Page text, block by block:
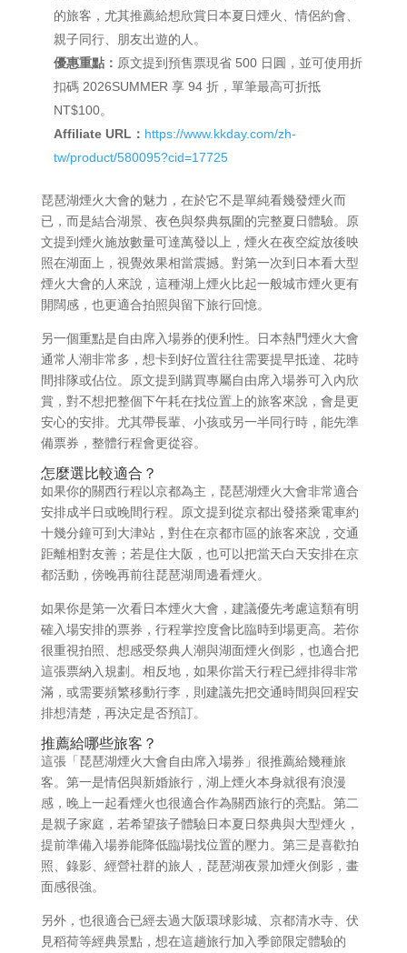
的旅客，尤其推薦給想欣賞日本夏日煙火、情侶約會、
親子同行、朋友出遊的人。
優惠重點： 原文提到預售票現省 500 日圓，並可使用折
扣碼 2026SUMMER 享 94 折，單筆最高可折抵
NT$100。
Affiliate URL： https://www.kkday.com/zh-
tw/product/580095?cid=17725
琵琶湖煙火大會的魅力，在於它不是單純看幾發煙火而
已，而是結合湖景、夜色與祭典氛圍的完整夏日體驗。原
文提到煙火施放數量可達萬發以上，煙火在夜空綻放後映
照在湖面上，視覺效果相當震撼。對第一次到日本看大型
煙火大會的人來說，這種湖上煙火比起一般城市煙火更有
開闊感，也更適合拍照與留下旅行回憶。
另一個重點是自由席入場券的便利性。日本熱門煙火大會
通常人潮非常多，想卡到好位置往往需要提早抵達、花時
間排隊或佔位。原文提到購買專屬自由席入場券可入內欣
賞，對不想把整個下午耗在找位置上的旅客來說，會是更
安心的安排。尤其帶長輩、小孩或另一半同行時，能先準
備票券，整體行程會更從容。
怎麼選比較適合？
如果你的關西行程以京都為主，琵琶湖煙火大會非常適合
安排成半日或晚間行程。原文提到從京都出發搭乘電車約
十幾分鐘可到大津站，對住在京都市區的旅客來說，交通
距離相對友善；若是住大阪，也可以把當天白天安排在京
都活動，傍晚再前往琵琶湖周邊看煙火。
如果你是第一次看日本煙火大會，建議優先考慮這類有明
確入場安排的票券，行程掌控度會比臨時到場更高。若你
很重視拍照、想感受祭典人潮與湖面煙火倒影，也適合把
這張票納入規劃。相反地，如果你當天行程已經排得非常
滿，或需要頻繁移動行李，則建議先把交通時間與回程安
排想清楚，再決定是否預訂。
推薦給哪些旅客？
這張「琵琶湖煙火大會自由席入場券」很推薦給幾種旅
客。第一是情侶與新婚旅行，湖上煙火本身就很有浪漫
感，晚上一起看煙火也很適合作為關西旅行的亮點。第二
是親子家庭，若希望孩子體驗日本夏日祭典與大型煙火，
提前準備入場券能降低臨場找位置的壓力。第三是喜歡拍
照、錄影、經營社群的旅人，琵琶湖夜景加煙火倒影，畫
面感很強。
另外，也很適合已經去過大阪環球影城、京都清水寺、伏
見稻荷等經典景點，想在這趟旅行加入季節限定體驗的